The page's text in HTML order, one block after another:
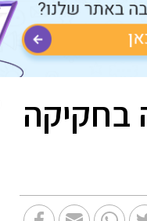
בחקיקה